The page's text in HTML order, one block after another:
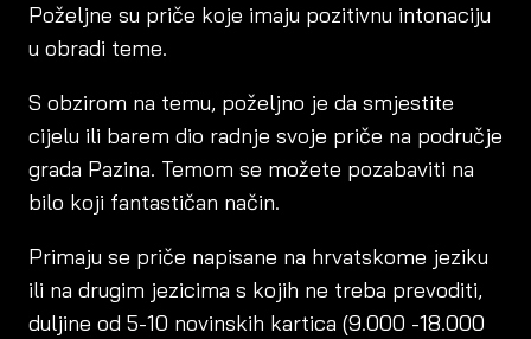
Poželjne su priče koje imaju pozitivnu intonaciju
u obradi teme.
S obzirom na temu, poželjno je da smjestite
cijelu ili barem dio radnje svoje priče na područje
grada Pazina. Temom se možete pozabaviti na
bilo koji fantastičan način.
Primaju se priče napisane na hrvatskome jeziku
ili na drugim jezicima s kojih ne treba prevoditi,
duljine od 5-10 novinskih kartica (9.000 -18.000